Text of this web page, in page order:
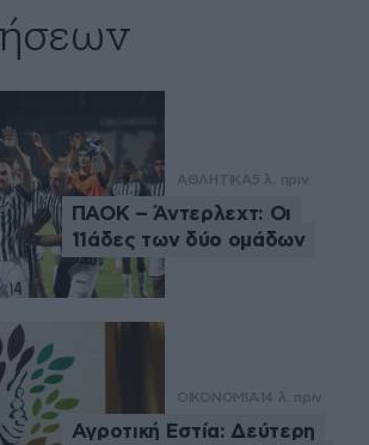
ΑΘΛΗΤΙΚΑ5 λ. πριν
ΠΑΟΚ – Άντερλεχτ: Οι
11άδες των δύο ομάδων
ΟΙΚΟΝΟΜΙΑ 14 λ. πριν
Αγροτική Εστία: Δεύτερη